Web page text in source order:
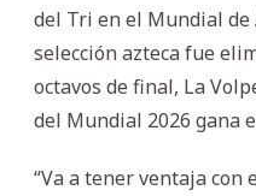
del Tri en el Mundial de
selección azteca fue
octavos de final, La
del Mundial 2026 gana
“Va a tener ventaja con